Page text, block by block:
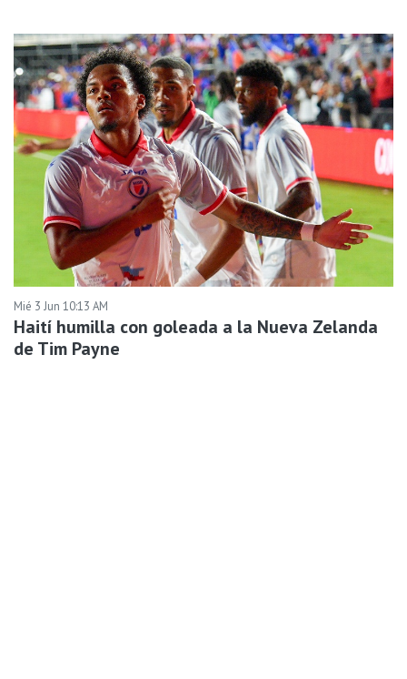
Mié 3 Jun 10:13 AM
Haití humilla con goleada a la Nueva Zelanda
de Tim Payne